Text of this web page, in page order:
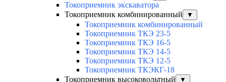
Токоприемник экскаватора
Токоприемник комбинированный
▼
Токоприемник комбинированный
Токоприемник ТКЭ 23-5
Токоприемник ТКЭ 16-5
Токоприемник ТКЭ 14-5
Токоприемник ТКЭ 12-5
Токоприемник ТКЭКГ-18
Токоприемник высоковольтный
▼